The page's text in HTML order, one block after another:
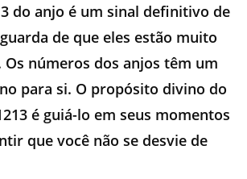
do anjo é um sinal definitivo de
de que eles estão muito
Os números dos anjos têm um
para si. O propósito divino do
é guiá-lo em seus momentos
que você não se desvie de